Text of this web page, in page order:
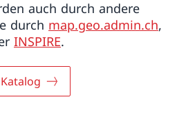
auch durch andere
durch map.geo.admin.ch,
INSPIRE.